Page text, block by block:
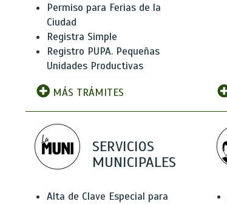
Permiso para Ferias de la
Ciudad
Registra Simple
Registro PUPA. Pequeñas
Unidades Productivas
MÁS TRÁMITES
SERVICIOS
MUNICIPALES
Alta de Clave Especial para